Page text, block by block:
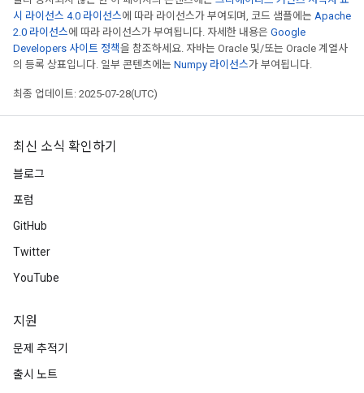
시 라이선스 4.0 라이선스에 따라 라이선스가 부여되며, 코드 샘플에는 Apache
2.0 라이선스에 따라 라이선스가 부여됩니다. 자세한 내용은 Google
Developers 사이트 정책을 참조하세요. 자바는 Oracle 및/또는 Oracle 계열사
의 등록 상표입니다. 일부 콘텐츠에는 Numpy 라이선스가 부여됩니다.
최종 업데이트: 2025-07-28(UTC)
최신 소식 확인하기
블로그
포럼
GitHub
Twitter
YouTube
지원
문제 추적기
출시 노트